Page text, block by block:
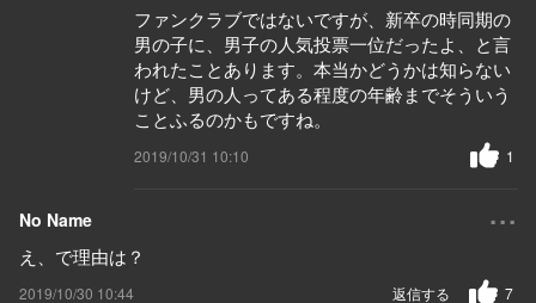
ファンクラブではないですが、新卒の時同期の
男の子に、男子の人気投票一位だったよ、と言
われたことあります。本当かどうかは知らない
けど、男の人ってある程度の年齢までそういう
ことふるのかもですね。
2019/10/31 10:10 1
No Name ...
え、で理由は？
2019/10/30 10:44 7
返信する